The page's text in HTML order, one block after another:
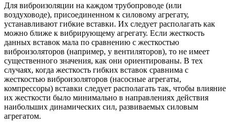
Для виброизоляции на каждом трубопроводе (или
воздуховоде), присоединенном к силовому агрегату,
устанавливают гибкие вставки. Их следует располагать как
можно ближе к вибрирующему агрегату. Если жесткость
данных вставок мала по сравнению с жесткостью
виброизоляторов (например, у вентиляторов), то не имеет
существенного значения, как они ориентированы. В тех
случаях, когда жесткость гибких вставок сравнима с
жесткостью виброизоляторов (насосные агрегаты,
компрессоры) вставки следует располагать так, чтобы влияние
их жесткости было минимально в направлениях действия
наибольших динамических сил, развиваемых силовым
агрегатом.